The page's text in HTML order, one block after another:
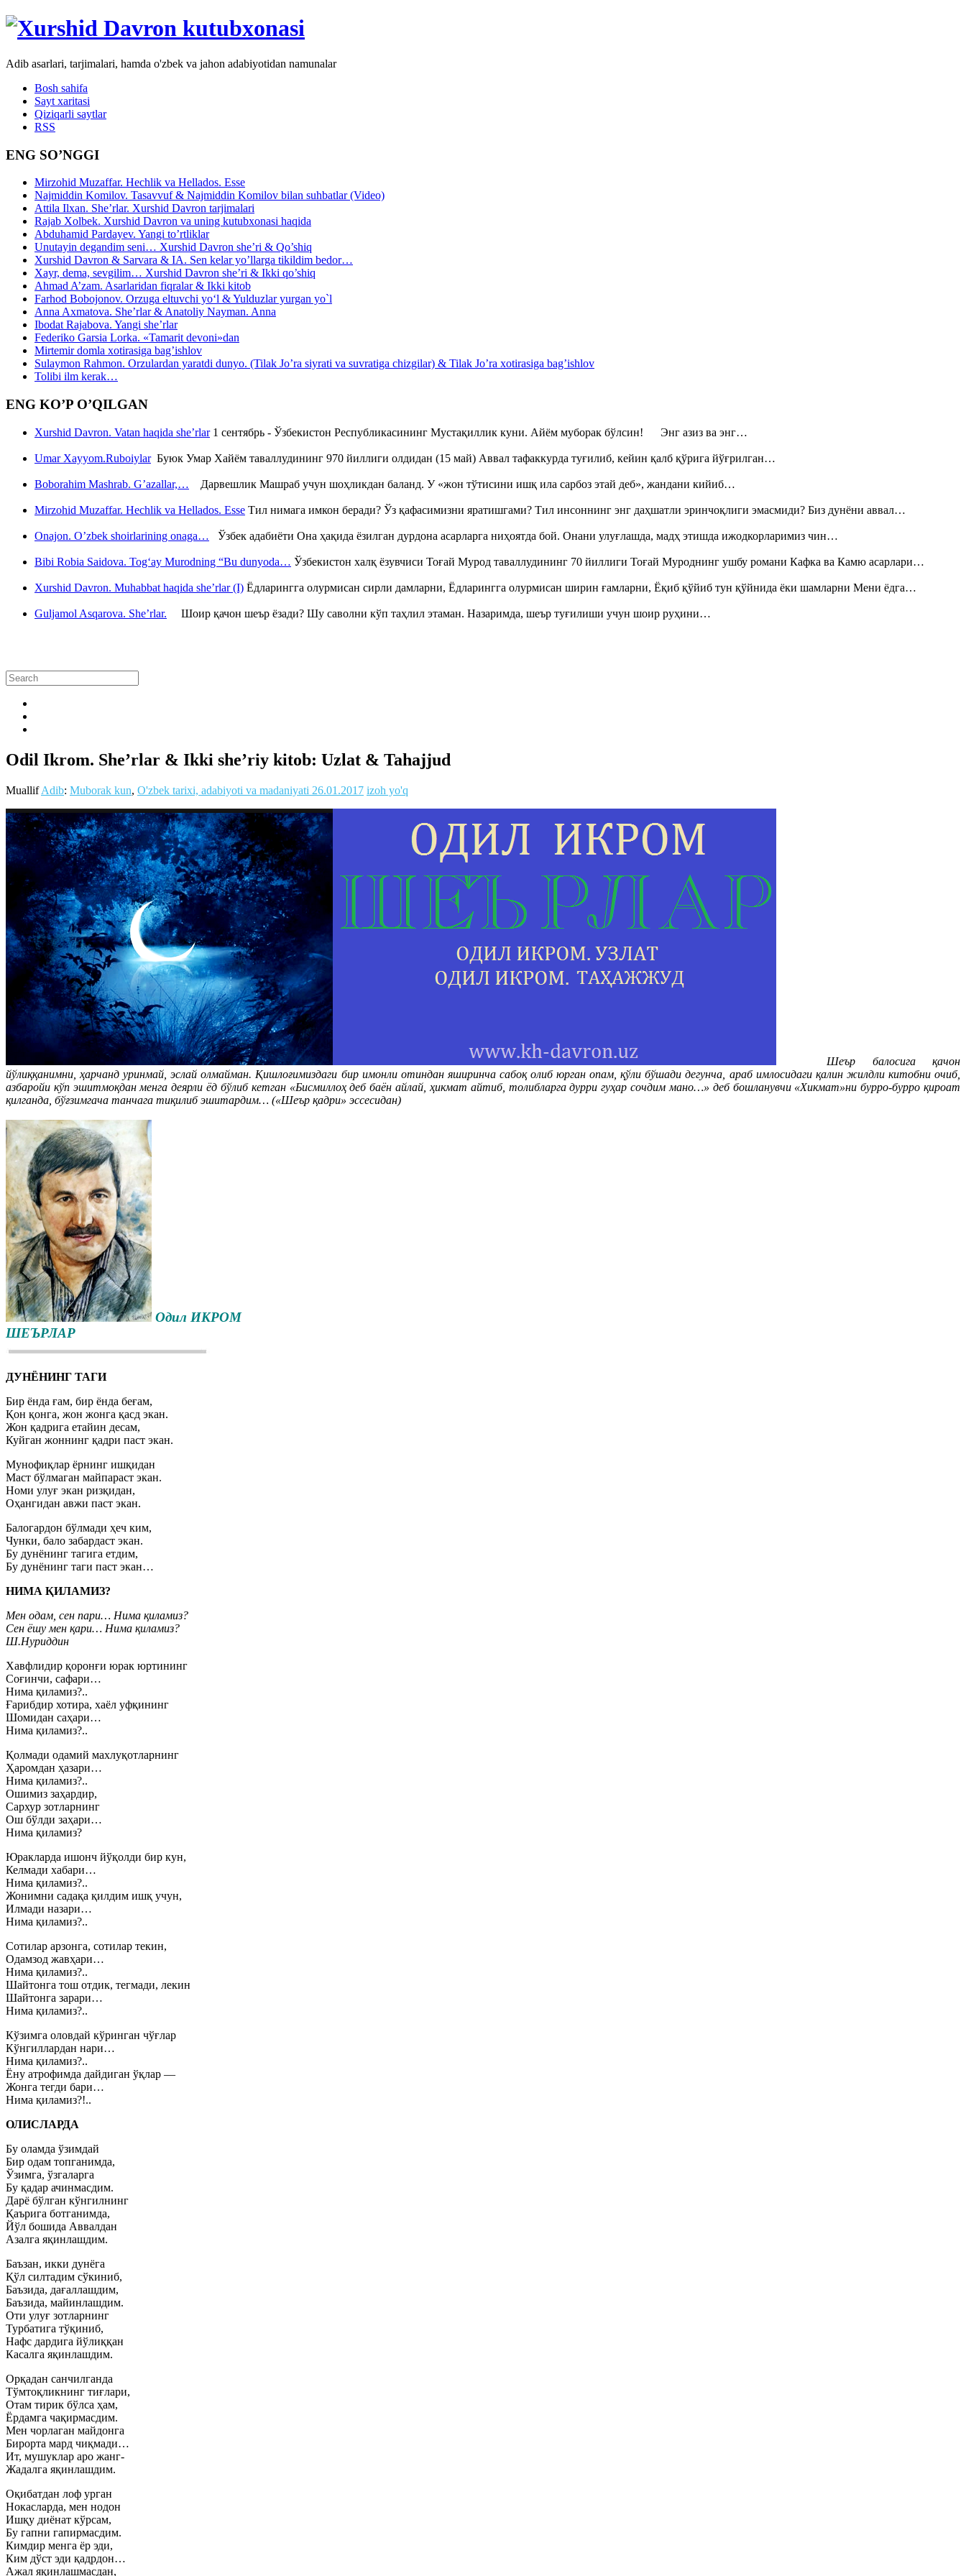
Adib asarlari, tarjimalari, hamda o'zbek va jahon adabiyotidan namunalar
Bosh sahifa
Sayt xaritasi
Qiziqarli saytlar
RSS
ENG SO’NGGI
Mirzohid Muzaffar. Hechlik va Hellados. Esse
Najmiddin Komilov. Tasavvuf & Najmiddin Komilov bilan suhbatlar (Video)
Attila Ilxan. She’rlar. Xurshid Davron tarjimalari
Rajab Xolbek. Xurshid Davron va uning kutubxonasi haqida
Abduhamid Pardayev. Yangi to’rtliklar
Unutayin degandim seni… Xurshid Davron she’ri & Qo’shiq
Xurshid Davron & Sarvara & IA. Sen kelar yo’llarga tikildim bedor…
Xayr, dema, sevgilim… Xurshid Davron she’ri & Ikki qo’shiq
Ahmad A’zam. Asarlaridan fiqralar & Ikki kitob
Farhod Bobojonov. Orzuga eltuvchi yo‘l & Yulduzlar yurgan yo`l
Anna Axmatova. She’rlar & Anatoliy Nayman. Anna
Ibodat Rajabova. Yangi she’rlar
Federiko Garsia Lorka. «Tamarit devoni»dan
Mirtemir domla xotirasiga bag’ishlov
Sulaymon Rahmon. Orzulardan yaratdi dunyo. (Tilak Jo’ra siyrati va suvratiga chizgilar) & Tilak Jo’ra xotirasiga bag’ishlov
Tolibi ilm kerak…
ENG KO’P O’QILGAN
Xurshid Davron. Vatan haqida she’rlar1 сентябрь - Ўзбекистон Республикасининг Мустақиллик куни. Айём муборак бўлсин! Энг азиз ва энг…
Umar Xayyom.RuboiylarБуюк Умар Хайём таваллудининг 970 йиллиги олдидан (15 май) Аввал тафаккурда туғилиб, кейин қалб қўрига йўғрилган…
Boborahim Mashrab. G’azallar,… Дарвешлик Машраб учун шоҳликдан баланд. У «жон тўтисини ишқ ила сарбоз этай деб», жандани кийиб…
Mirzohid Muzaffar. Hechlik va Hellados. Esse Тил нимага имкон беради? Ўз қафасимизни яратишгами? Тил инсоннинг энг даҳшатли эринчоқлиги эмасмиди? Биз дунёни аввал…
Onajon. O’zbek shoirlarining onaga… Ўзбек адабиёти Она ҳақида ёзилган дурдона асарларга ниҳоятда бой. Онани улуғлашда, мадҳ этишда ижодкорларимиз чин…
Bibi Robia Saidova. Tog‘ay Murodning “Bu dunyoda… Ўзбекистон халқ ёзувчиси Тоғай Мурод таваллудининг 70 йиллиги Тоғай Муроднинг ушбу романи Кафка ва Камю асарлари…
Xurshid Davron. Muhabbat haqida she’rlar (I) Ёдларингга олурмисан сирли дамларни, Ёдларингга олурмисан ширин ғамларни, Ёқиб қўйиб тун қўйнида ёки шамларни Мени ёдга…
Guljamol Asqarova. She’rlar. Шоир қачон шеър ёзади? Шу саволни кўп таҳлил этаман. Назаримда, шеър туғилиши учун шоир руҳини…
Odil Ikrom. She’rlar & Ikki she’riy kitob: Uzlat & Tahajjud
MuallifAdib: Muborak kun, O'zbek tarixi, adabiyoti va madaniyati 26.01.2017 izoh yo'q
Шеър балосига қачон
йўлиққанимни, ҳарчанд уринмай, эслай олмайман. Қишлоғимиздаги бир имонли отиндан яширинча сабоқ олиб юрган опам, қўли бўшади дегунча, араб имлосидаги қалин жилдли китобни очиб,
азбаройи кўп эшитмоқдан менга деярли ёд бўлиб кетган «Бисмиллоҳ деб баён айлай, ҳикмат айтиб, толибларга дурри гуҳар сочдим мано…» деб бошланувчи «Хикмат»ни бурро-бурро қироат
қилганда, бўғзимгача танчага тиқилиб эшитардим… («Шеър қадри» эссесидан)
Одил ИКРОМ
ШЕЪРЛАР
ДУНЁНИНГ ТАГИ
Бир ёнда ғам, бир ёнда беғам,
Қон қонга, жон жонга қасд экан.
Жон қадрига етайин десам,
Куйган жоннинг қадри паст экан.
Мунофиқлар ёрнинг ишқидан
Маст бўлмаган майпараст экан.
Номи улуғ экан ризқидан,
Оҳангидан авжи паст экан.
Балогардон бўлмади ҳеч ким,
Чунки, бало забардаст экан.
Бу дунёнинг тагига етдим,
Бу дунёнинг таги паст экан…
НИМА ҚИЛАМИЗ?
Мен одам, сен пари… Нима қиламиз?
Сен ёшу мен қари… Нима қиламиз?
Ш.Нуриддин
Хавфлидир қоронғи юрак юртининг
Соғинчи, сафари…
Нима қиламиз?..
Ғарибдир хотира, хаёл уфқининг
Шомидан саҳари…
Нима қиламиз?..
Қолмади одамий махлуқотларнинг
Ҳаромдан ҳазари…
Нима қиламиз?..
Ошимиз заҳардир,
Сархур зотларнинг
Ош бўлди заҳари…
Нима қиламиз?
Юракларда ишонч йўқолди бир кун,
Келмади хабари…
Нима қиламиз?..
Жонимни садақа қилдим ишқ учун,
Илмади назари…
Нима қиламиз?..
Сотилар арзонга, сотилар текин,
Одамзод жавҳари…
Нима қиламиз?..
Шайтонга тош отдик, тегмади, лекин
Шайтонга зарари…
Нима қиламиз?..
Кўзимга оловдай кўринган чўғлар
Кўнгиллардан нари…
Нима қиламиз?..
Ёну атрофимда дайдиган ўқлар —
Жонга тегди бари…
Нима қиламиз?!..
ОЛИСЛАРДА
Бу оламда ўзимдай
Бир одам топганимда,
Ўзимга, ўзгаларга
Бу қадар ачинмасдим.
Дарё бўлган кўнгилнинг
Қаърига ботганимда,
Йўл бошида Аввалдан
Азалга яқинлашдим.
Баъзан, икки дунёга
Қўл силтадим сўкиниб,
Баъзида, дағаллашдим,
Баъзида, майинлашдим.
Оти улуғ зотларнинг
Турбатига тўқиниб,
Нафс дардига йўлиққан
Касалга яқинлашдим.
Орқадан санчилганда
Тўмтоқликнинг тиғлари,
Отам тирик бўлса ҳам,
Ёрдамга чақирмасдим.
Мен чорлаган майдонга
Бирорта мард чиқмади…
Ит, мушуклар аро жанг-
Жадалга яқинлашдим.
Оқибатдан лоф урган
Нокасларда, мен нодон
Ишқу диёнат кўрсам,
Бу гапни гапирмасдим.
Кимдир менга ёр эди,
Ким дўст эди қадрдон…
Ажал яқинлашмасдан,